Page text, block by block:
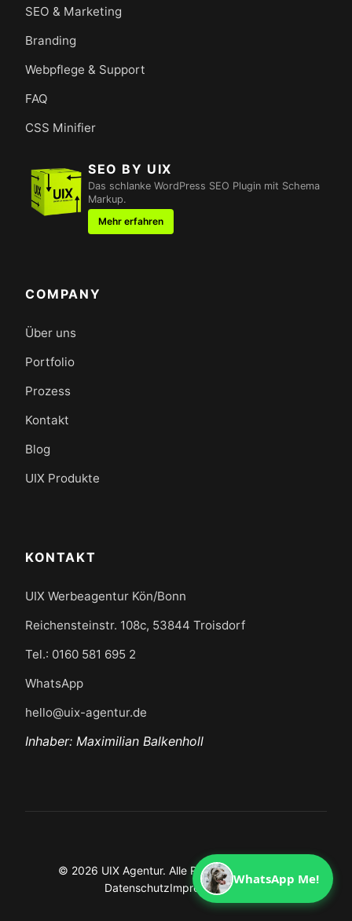
SEO & Marketing
Branding
Webpflege & Support
FAQ
CSS Minifier
SEO BY UIX
Das schlanke WordPress SEO Plugin mit Schema
Markup.
Mehr erfahren
COMPANY
Über uns
Portfolio
Prozess
Kontakt
Blog
UIX Produkte
KONTAKT
UIX Werbeagentur Kön/Bonn
Reichensteinstr. 108c, 53844 Troisdorf
Tel.: 0160 581 695 2
WhatsApp
hello@uix-agentur.de
Inhaber: Maximilian Balkenholl
© 2026 UIX Agentur. Alle Rechte vorbehalten.
DatenschutzImpressumAGB
WhatsApp Me!